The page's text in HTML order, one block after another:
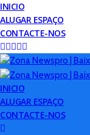
INICIO
ALUGAR ESPAÇO
CONTACTE-NOS
INICIO
ALUGAR ESPAÇO
CONTACTE-NOS